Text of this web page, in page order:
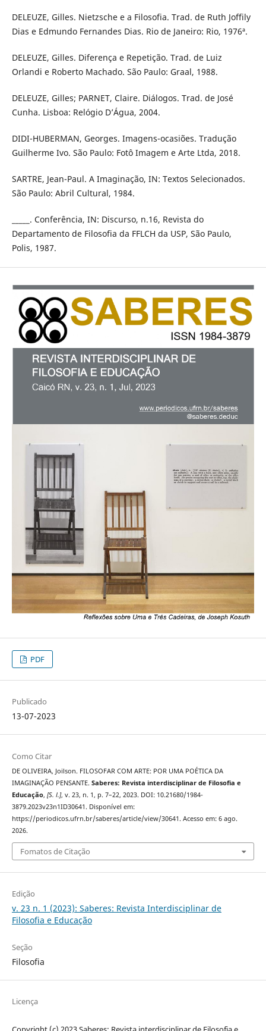
DELEUZE, Gilles. Nietzsche e a Filosofia. Trad. de Ruth Joffily
Dias e Edmundo Fernandes Dias. Rio de Janeiro: Rio, 1976ª.
DELEUZE, Gilles. Diferença e Repetição. Trad. de Luiz
Orlandi e Roberto Machado. São Paulo: Graal, 1988.
DELEUZE, Gilles; PARNET, Claire. Diálogos. Trad. de José
Cunha. Lisboa: Relógio D’Água, 2004.
DIDI-HUBERMAN, Georges. Imagens-ocasiões. Tradução
Guilherme Ivo. São Paulo: Fotô Imagem e Arte Ltda, 2018.
SARTRE, Jean-Paul. A Imaginação, IN: Textos Selecionados.
São Paulo: Abril Cultural, 1984.
_____. Conferência, IN: Discurso, n.16, Revista do
Departamento de Filosofia da FFLCH da USP, São Paulo,
Polis, 1987.
PDF
Publicado
13-07-2023
Como Citar
DE OLIVEIRA, Joilson. FILOSOFAR COM ARTE: POR UMA POÉTICA DA
IMAGINAÇÃO PENSANTE. Saberes: Revista interdisciplinar de Filosofia e
Educação, [S. l.], v. 23, n. 1, p. 7–22, 2023. DOI: 10.21680/1984-
3879.2023v23n1ID30641. Disponível em:
https://periodicos.ufrn.br/saberes/article/view/30641. Acesso em: 6 ago.
2026.
Fomatos de Citação
Edição
v. 23 n. 1 (2023): Saberes: Revista Interdisciplinar de
Filosofia e Educação
Seção
Filosofia
Licença